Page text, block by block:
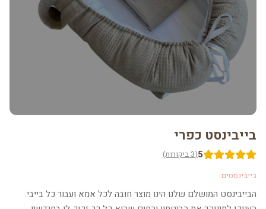
בייבינסט כפרי
5(3 ביקורות)
בייבינסטים
הבייבינסט המושלם שלנו הינו מוצר חובה לכל אמא ועבור כל בייבי.